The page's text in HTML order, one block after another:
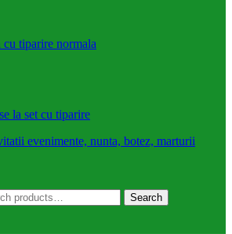
tiparire normala
la set cu tiparire
Search